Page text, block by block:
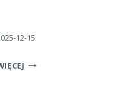
12-15